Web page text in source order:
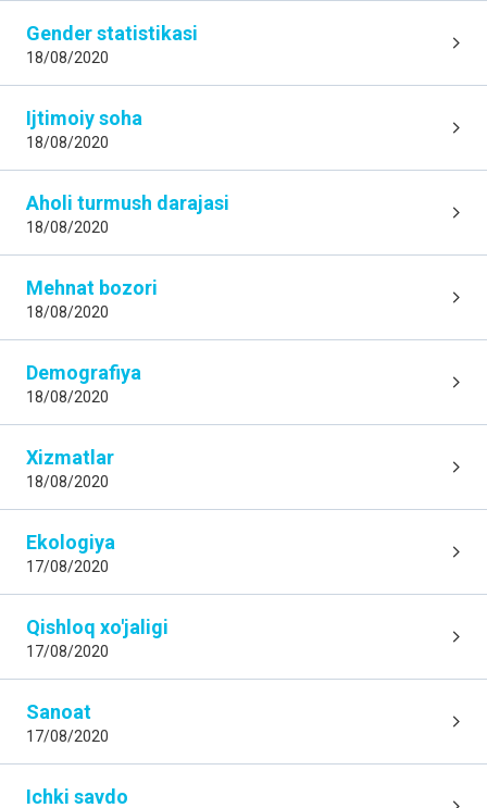
Gender statistikasi
18/08/2020
Ijtimoiy soha
18/08/2020
Aholi turmush darajasi
18/08/2020
Mehnat bozori
18/08/2020
Demografiya
18/08/2020
Xizmatlar
18/08/2020
Ekologiya
17/08/2020
Qishloq xo'jaligi
17/08/2020
Sanoat
17/08/2020
Ichki savdo